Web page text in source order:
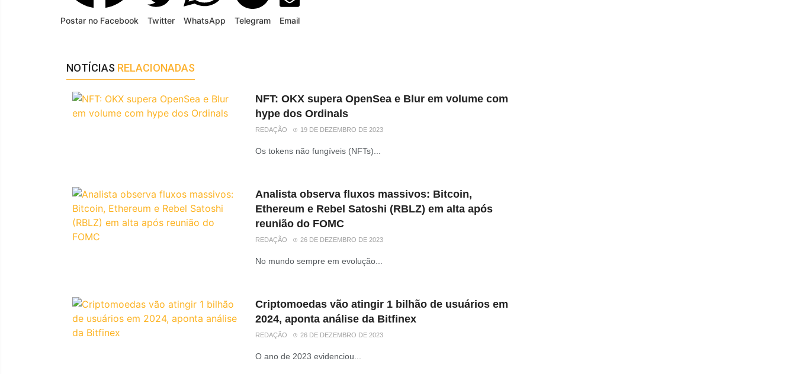
Postar no Facebook Twitter WhatsApp Telegram Email
NOTÍCIAS RELACIONADAS
NFT: OKX supera OpenSea e Blur em volume com
hype dos Ordinals
REDAÇÃO 19 DE DEZEMBRO DE 2023
Os tokens não fungíveis (NFTs)...
Analista observa fluxos massivos: Bitcoin,
Ethereum e Rebel Satoshi (RBLZ) em alta após
reunião do FOMC
REDAÇÃO 26 DE DEZEMBRO DE 2023
No mundo sempre em evolução...
Criptomoedas vão atingir 1 bilhão de usuários em
2024, aponta análise da Bitfinex
REDAÇÃO 26 DE DEZEMBRO DE 2023
O ano de 2023 evidenciou...